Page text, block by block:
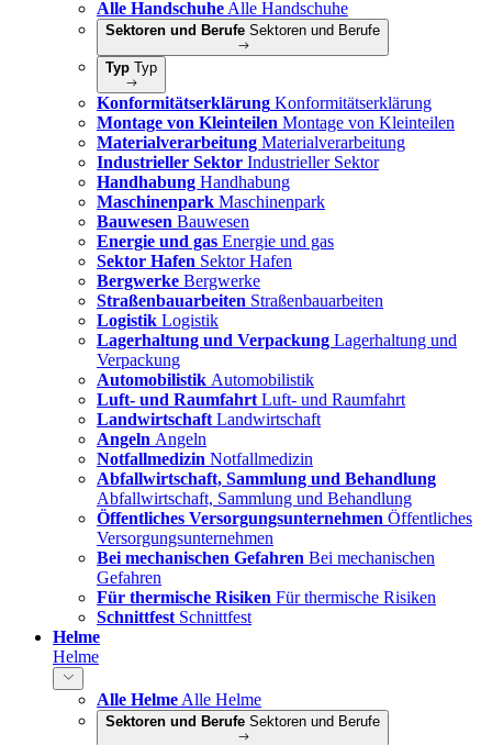
Alle Handschuhe Alle Handschuhe
Sektoren und Berufe Sektoren und Berufe
Typ Typ
Konformitätserklärung Konformitätserklärung
Montage von Kleinteilen Montage von Kleinteilen
Materialverarbeitung Materialverarbeitung
Industrieller Sektor Industrieller Sektor
Handhabung Handhabung
Maschinenpark Maschinenpark
Bauwesen Bauwesen
Energie und gas Energie und gas
Sektor Hafen Sektor Hafen
Bergwerke Bergwerke
Straßenbauarbeiten Straßenbauarbeiten
Logistik Logistik
Lagerhaltung und Verpackung Lagerhaltung und
Verpackung
Automobilistik Automobilistik
Luft- und Raumfahrt Luft- und Raumfahrt
Landwirtschaft Landwirtschaft
Angeln Angeln
Notfallmedizin Notfallmedizin
Abfallwirtschaft, Sammlung und Behandlung
Abfallwirtschaft, Sammlung und Behandlung
Öffentliches Versorgungsunternehmen Öffentliches
Versorgungsunternehmen
Bei mechanischen Gefahren Bei mechanischen
Gefahren
Für thermische Risiken Für thermische Risiken
Schnittfest Schnittfest
Helme
Helme
Alle Helme Alle Helme
Sektoren und Berufe Sektoren und Berufe